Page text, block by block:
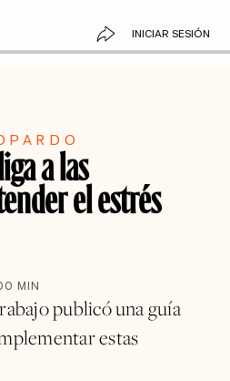
INICIAR SESIÓN
a las
el estrés
MIN
publicó una guía
estas